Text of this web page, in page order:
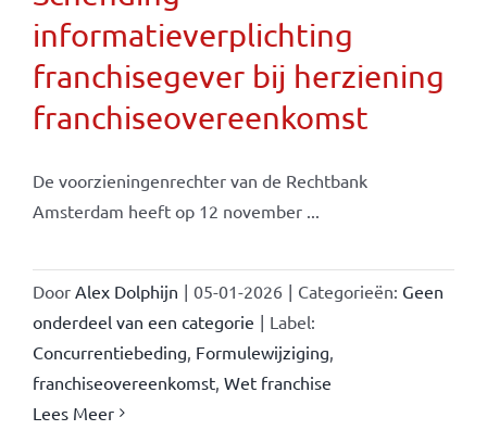
informatieverplichting
franchisegever bij herziening
franchiseovereenkomst
De voorzieningenrechter van de Rechtbank
Amsterdam heeft op 12 november ...
Door Alex Dolphijn | 05-01-2026 | Categorieën: Geen
onderdeel van een categorie | Label:
Concurrentiebeding, Formulewijziging,
franchiseovereenkomst, Wet franchise
Lees Meer